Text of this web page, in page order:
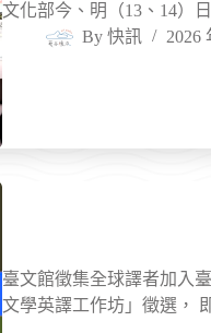
文化部今、明（13、14）
By 快訊 2026
臺文館徵集全球譯者加入
文學英譯工作坊」徵選，